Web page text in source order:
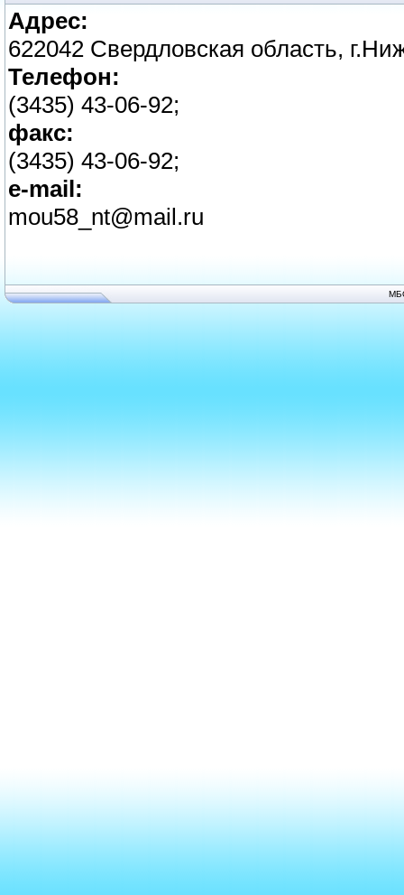
Адрес:
622042 Свердловская область,
Телефон:
(3435) 43-06-92;
факс:
(3435) 43-06-92;
e-mail:
mou58_nt@mail.ru